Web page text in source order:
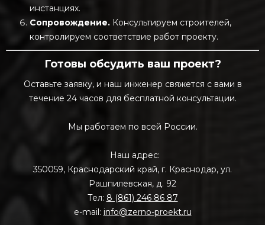
инстанциях.
Сопровождение. Консультируем строителей,
контролируем соответствие работ проекту.
Готовы обсудить ваш проект?
Оставьте заявку, и наш инженер свяжется с вами в
течение 24 часов для бесплатной консультации.
Мы работаем по всей России.
Наш адрес:
350059, Краснодарский край, г. Краснодар, ул.
Рашпилевская, д. 92
Тел: 8 (861) 246 86 87
e-mail: info@zerno-proekt.ru